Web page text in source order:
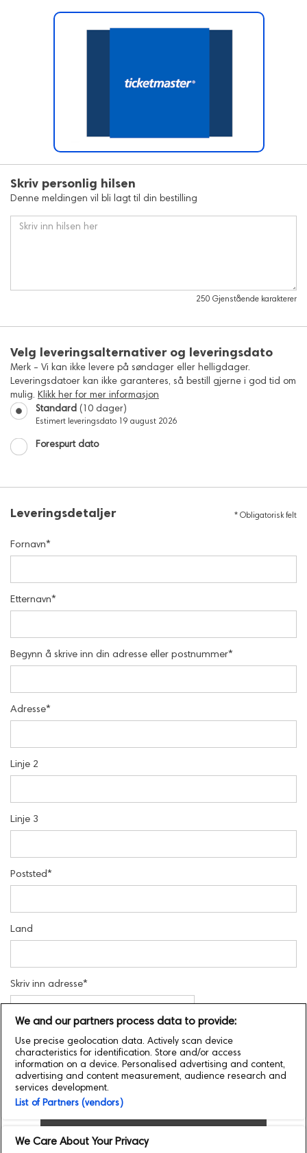
Skriv personlig hilsen
Denne meldingen vil bli lagt til din bestilling
250 Gjenstående karakterer
Velg leveringsalternativer og leveringsdato
Merk - Vi kan ikke levere på søndager eller helligdager.
Leveringsdatoer kan ikke garanteres, så bestill gjerne i god tid om
mulig. Klikk her for mer informasjon
Standard (10 dager)
Estimert leveringsdato 19 august 2026
Forespurt dato
Leveringsdetaljer * Obligatorisk felt
Fornavn*
Etternavn*
Begynn å skrive inn din adresse eller postnummer*
Adresse*
Linje 2
Linje 3
Poststed*
Land
Skriv inn adresse*
Finn adresse
Legg inn adresse manuelt
We and our partners process data to provide:
Use precise geolocation data. Actively scan device
characteristics for identification. Store and/or access
information on a device. Personalised advertising and content,
advertising and content measurement, audience research and
services development.
List of Partners (vendors)
We Care About Your Privacy